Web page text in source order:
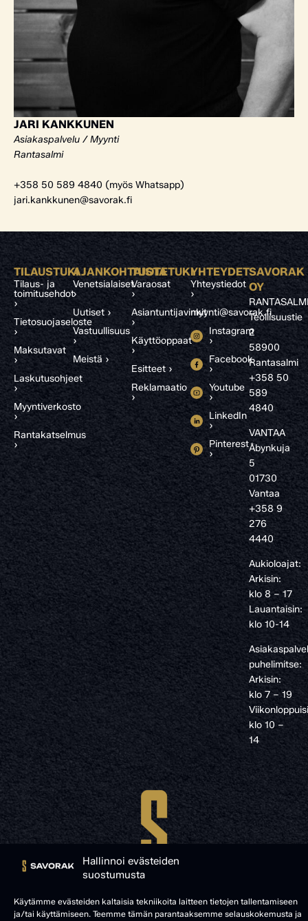
Hallinnoi evästeiden
suostumusta
Käytämme evästeiden kaltaisia tekniikoita laitteen tietojen tallentamiseen
ja/tai käyttämiseen. Teemme tämän parantaaksemme selauskokemusta ja
JARI KANKKUNEN
Asiakaspalvelu / Myynti
Rantasalmi
+358 50 589 4840 (myös Whatsapp)
jari.kankkunen@savorak.fi
TILAUSTUKI
Tilaus- ja
toimitusehdot
›
Tietosuojaseloste
›
Maksutavat
›
Laskutusohjeet
›
Myyntiverkosto
›
Rantakatselmus
›
AJANKOHTAISTA
Venetsialaiset
›
Uutiset ›
Vastuullisuus
›
Meistä ›
TUOTETUKI
Varaosat
›
Asiantuntijavinkit
›
Käyttöoppaat
›
Esitteet ›
Reklamaatio
›
YHTEYDET
Yhteystiedot
›
myynti@savorak.fi
Instagram
›
Facebook
›
Youtube
›
LinkedIn
›
Pinterest
›
SAVORAK
OY
Teollisuustie
2
58900
Rantasalmi
+358 50
589
4840
VANTAA
Åbynkuja
5
01730
Vantaa
+358 9
276
4440
Aukioloajat:
Arkisin:
klo 8 – 17
Lauantaisin:
klo 10-14
puhelimitse:
Arkisin:
klo 7 – 19
klo 10 –
14